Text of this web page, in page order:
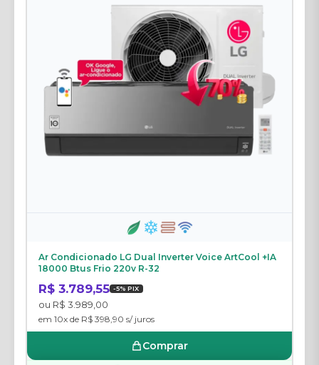
Ar Condicionado LG Dual Inverter Voice ArtCool +IA
18000 Btus Frio 220v R-32
R$ 3.789,55 -5% PIX
ou R$ 3.989,00
em 10x de R$ 398,90 s/ juros
Comprar